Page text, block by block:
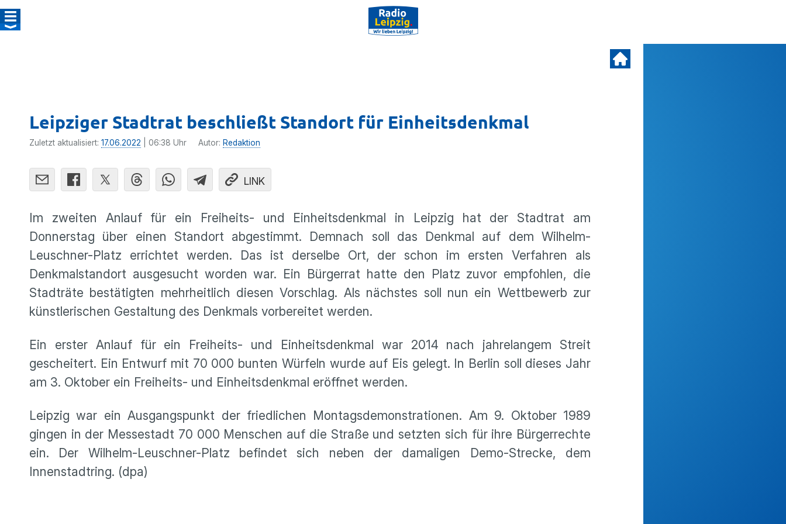
Leipziger Stadtrat beschließt Standort für Einheitsdenkmal
Zuletzt aktualisiert: 17.06.2022 | 06:38 Uhr Autor: Redaktion
LINK
Im zweiten Anlauf für ein Freiheits- und Einheitsdenkmal in Leipzig hat der Stadtrat am
Donnerstag über einen Standort abgestimmt. Demnach soll das Denkmal auf dem Wilhelm-
Leuschner-Platz errichtet werden. Das ist derselbe Ort, der schon im ersten Verfahren als
Denkmalstandort ausgesucht worden war. Ein Bürgerrat hatte den Platz zuvor empfohlen, die
Stadträte bestätigten mehrheitlich diesen Vorschlag. Als nächstes soll nun ein Wettbewerb zur
künstlerischen Gestaltung des Denkmals vorbereitet werden.
Ein erster Anlauf für ein Freiheits- und Einheitsdenkmal war 2014 nach jahrelangem Streit
gescheitert. Ein Entwurf mit 70 000 bunten Würfeln wurde auf Eis gelegt. In Berlin soll dieses Jahr
am 3. Oktober ein Freiheits- und Einheitsdenkmal eröffnet werden.
Leipzig war ein Ausgangspunkt der friedlichen Montagsdemonstrationen. Am 9. Oktober 1989
gingen in der Messestadt 70 000 Menschen auf die Straße und setzten sich für ihre Bürgerrechte
ein. Der Wilhelm-Leuschner-Platz befindet sich neben der damaligen Demo-Strecke, dem
Innenstadtring. (dpa)